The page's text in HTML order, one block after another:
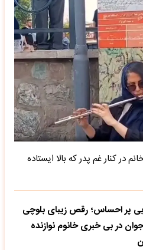
در کنار غم پدر که بالا ایستاده
پر احساس؛ رقص زیبای بلوچی
در بی خبری خانوم نوازنده